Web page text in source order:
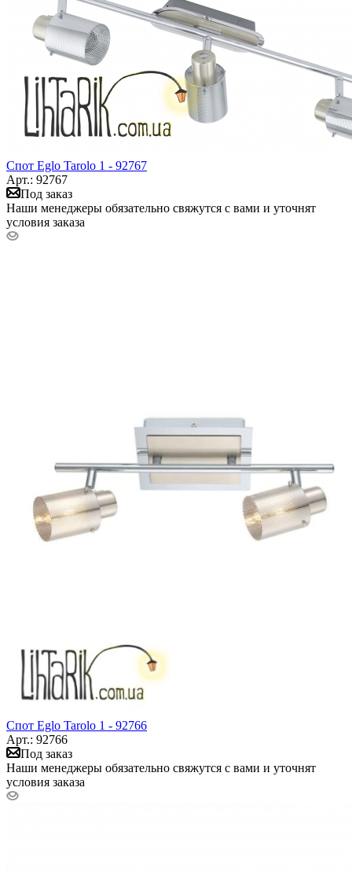
Спот Eglo Tarolo 1 - 92767
Арт.: 92767
Под заказ
Наши менеджеры обязательно свяжутся с вами и уточнят
условия заказа
Спот Eglo Tarolo 1 - 92766
Арт.: 92766
Под заказ
Наши менеджеры обязательно свяжутся с вами и уточнят
условия заказа